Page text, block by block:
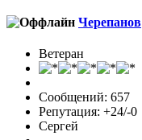
Черепанов
Ветеран
Сообщений: 657
Репутация: +24/-0
Сергей